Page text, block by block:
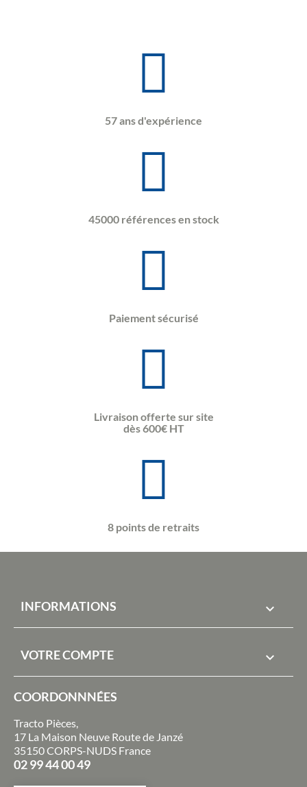
57 ans d'expérience
45000 références en stock
Paiement sécurisé
Livraison offerte sur site
dès 600€ HT
8 points de retraits
INFORMATIONS 
VOTRE COMPTE 
COORDONNNÉES
Tracto Pièces,
17 La Maison Neuve Route de Janzé
35150 CORPS-NUDS France
02 99 44 00 49